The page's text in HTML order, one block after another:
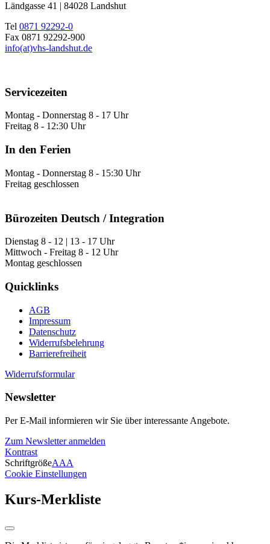
Ländgasse 41 | 84028 Landshut
Tel 0871 92292-0
Fax 0871 92292-900
info(at)vhs-landshut.de
Servicezeiten
Montag - Donnerstag 8 - 17 Uhr
Freitag 8 - 12:30 Uhr
In den Ferien
Montag - Donnerstag 8 - 15:30 Uhr
Freitag geschlossen
Bürozeiten Deutsch / Integration
Dienstag 8 - 12 | 13 - 17 Uhr
Mittwoch - Freitag 8 - 12 Uhr
Montag geschlossen
Quicklinks
AGB
Impressum
Datenschutz
Widerrufsbelehrung
Barrierefreiheit
Widerrufsformular
Newsletter
Per E-Mail informieren wir Sie über interessante Angebote.
Zum Newsletter anmelden
Kontrast
SchriftgrößeAAA
Cookie Einstellungen
Kurs-Merkliste